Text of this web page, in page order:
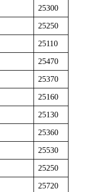
25300
25250
25110
25470
25370
25160
25130
25360
25530
25250
25720